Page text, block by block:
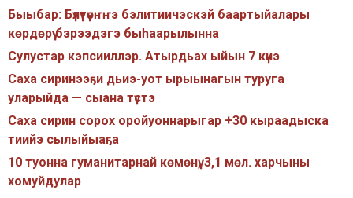
Быыбар: Бүлүтүөҥҥэ бэлитиичэскэй баартыйалары
көрдөрүү бэрээдэгэ быһаарылынна
Сулустар кэпсииллэр. Атырдьах ыйын 7 күнэ
Саха сиринээҕи дьиэ-уот ырыынагын туруга
уларыйда — сыана түстэ
Саха сирин сорох оройуоннарыгар +30 кыраадыска
тиийэ сылыйыаҕа
10 туонна гуманитарнай көмөнү, 3,1 мөл. харчыны
хомуйдулар